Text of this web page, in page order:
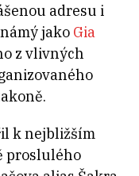
adresu i
jako Gia
z vlivných
k nejbližším
proslulého